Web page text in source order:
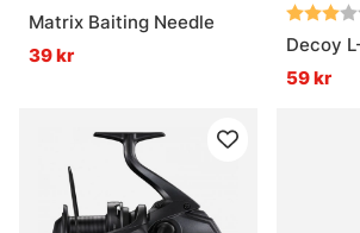
Matrix Baiting Needle
39 kr
Betyg:
Decoy
59 kr